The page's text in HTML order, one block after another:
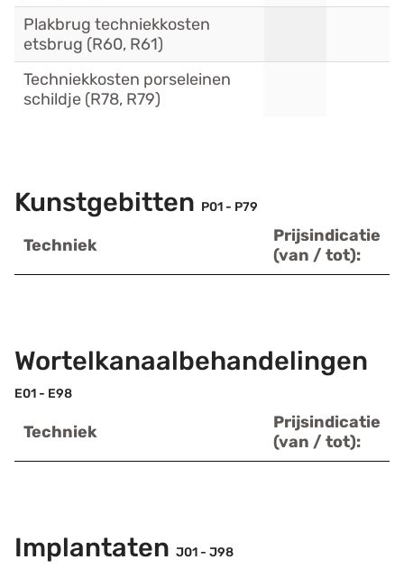
Plakbrug techniekkosten
etsbrug (R60, R61)
Techniekkosten porseleinen
schildje (R78, R79)
Kunstgebitten P01 - P79
Techniek
Prijsindicatie
(van / tot):
Wortelkanaalbehandelingen
E01 - E98
Techniek
Prijsindicatie
(van / tot):
Implantaten J01 - J98